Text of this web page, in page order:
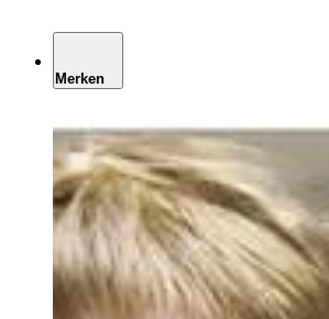
Merken